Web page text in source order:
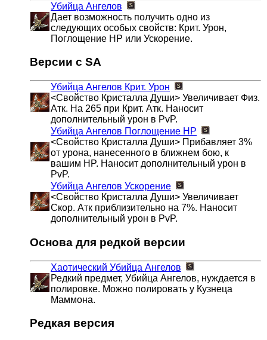
Убийца Ангелов
Дает возможность получить одно из
следующих особых свойств: Крит. Урон,
Поглощение HP или Ускорение.
Версии с SA
Убийца Ангелов Крит. Урон
<Свойство Кристалла Души> Увеличивает Физ.
Атк. На 265 при Крит. Атк. Наносит
дополнительный урон в PvP.
Убийца Ангелов Поглощение HP
<Свойство Кристалла Души> Прибавляет 3%
от урона, нанесенного в ближнем бою, к
вашим HP. Наносит дополнительный урон в
PvP.
Убийца Ангелов Ускорение
<Свойство Кристалла Души> Увеличивает
Скор. Атк приблизительно на 7%. Наносит
дополнительный урон в PvP.
Основа для редкой версии
Хаотический Убийца Ангелов
Редкий предмет, Убийца Ангелов, нуждается в
полировке. Можно полировать у Кузнеца
Маммона.
Редкая версия